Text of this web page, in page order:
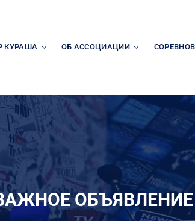
КУРАША ОБ АССОЦИАЦИИ
ОБЪЯВЛЕНИЕ